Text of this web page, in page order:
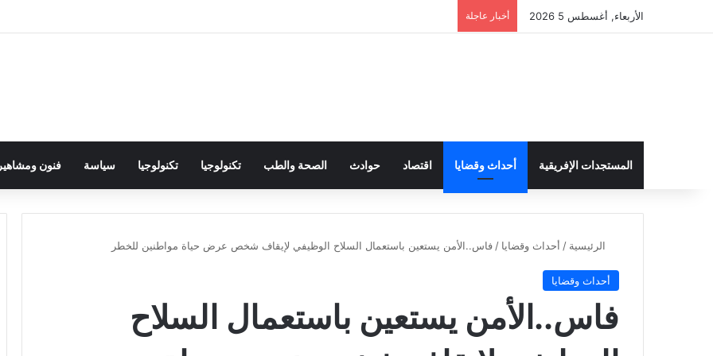
الأربعاء, أغسطس 5 2026 أخبار عاجلة
المستجدات الإفريقية أحداث وقضايا اقتصاد حوادث الصحة والطب تكنولوجيا تكنولوجيا سياسة فنون ومشاهير
الرئيسية / أحداث وقضايا /فاس..الأمن يستعين باستعمال السلاح الوظيفي لإيقاف شخص عرض حياة مواطنين للخطر
أحداث وقضايا
فاس..الأمن يستعين باستعمال السلاح